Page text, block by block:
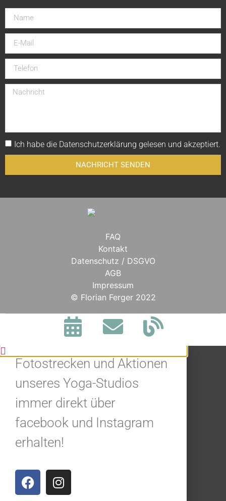
Ich habe die Datenschutzerklärung gelesen und akzeptiert.
NACHRICHT SENDEN
FAQ
Kontakt
Datenschutz / DSGVO
AGB
Impressum
© Florian Ferger 2022
BLEIBE IN
VERBINDUNG.
Fotostrecken und Aktionen
unseres Yoga-Studios
immer direkt über
facebook und Instagram
erhalten!